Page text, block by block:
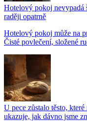
Hotelový pokoj nevypadá
raději opatrně
Hotelový pokoj může na
Čisté povlečení, složené
U pece zůstalo těsto,
ukazuje, jak dávno jsme